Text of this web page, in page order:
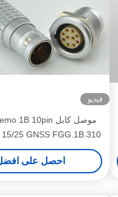
فيديو
25 GNSS FGG.1B.310
احصل على